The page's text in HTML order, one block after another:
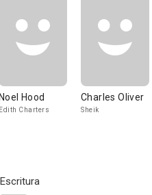
Noel Hood
Edith Charters
Charles Oliver
Sheik
Escritura